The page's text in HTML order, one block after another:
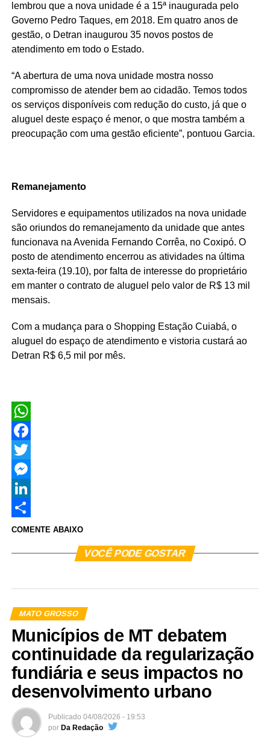
lembrou que a nova unidade é a 15ª inaugurada pelo
Governo Pedro Taques, em 2018. Em quatro anos de
gestão, o Detran inaugurou 35 novos postos de
atendimento em todo o Estado.
“A abertura de uma nova unidade mostra nosso
compromisso de atender bem ao cidadão. Temos todos
os serviços disponíveis com redução do custo, já que o
aluguel deste espaço é menor, o que mostra também a
preocupação com uma gestão eficiente”, pontuou Garcia.
Remanejamento
Servidores e equipamentos utilizados na nova unidade
são oriundos do remanejamento da unidade que antes
funcionava na Avenida Fernando Corrêa, no Coxipó. O
posto de atendimento encerrou as atividades na última
sexta-feira (19.10), por falta de interesse do proprietário
em manter o contrato de aluguel pelo valor de R$ 13 mil
mensais.
Com a mudança para o Shopping Estação Cuiabá, o
aluguel do espaço de atendimento e vistoria custará ao
Detran R$ 6,5 mil por mês.
WhatsApp
Facebook
Twitter
Messenger
LinkedIn
Share
COMENTE ABAIXO
VOCÊ PODE GOSTAR
MATO GROSSO
Municípios de MT debatem
continuidade da regularização
fundiária e seus impactos no
desenvolvimento urbano
Publicado 04/08/2026 - 19:53
por Da Redação